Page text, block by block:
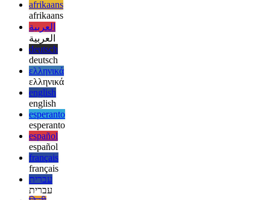
없습니다. Node.js가 버전 9.3을 사용하기 시작하면 이에 따라
이 문서를 업데이트하겠습니다.
afrikaans
afrikaans
العربية
العربية
deutsch
deutsch
ελληνικά
ελληνικά
english
english
esperanto
esperanto
español
español
français